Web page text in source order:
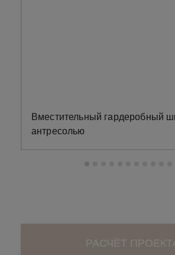
Вместительный гардеробный
антресолью
РАСЧЁТ